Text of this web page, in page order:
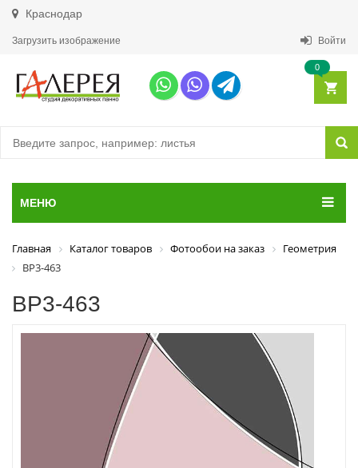
Краснодар
Загрузить изображение Войти
0
МЕНЮ
Главная Каталог товаров Фотообои на заказ
Геометрия
ВР3-463
ВР3-463